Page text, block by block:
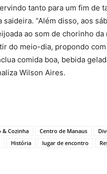
tanto para um fim de
saideira. “Além disso, aos
ao som de chorinho da
do meio-dia, propondo
comida boa, bebida
Wilson Aires.
& Cozinha Centro de Manaus
História lugar de encontro